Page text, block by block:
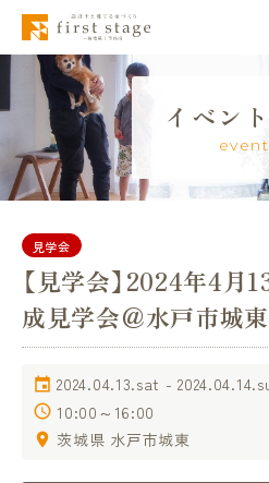
イベン
event
見学会
【見学会】2024年4月
成見学会＠水戸市城東
2024.04.13.sat -
10:00～16:00
茨城県 水戸市城東